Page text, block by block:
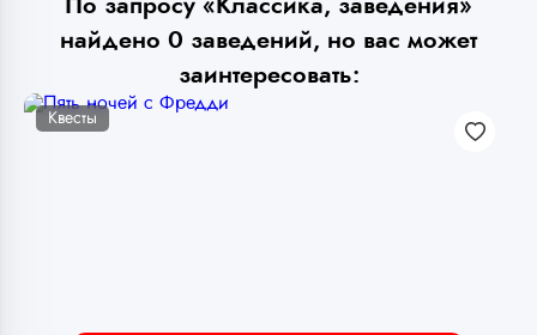
По запросу «Классика, заведения»
найдено 0 заведений, но вас может
заинтересовать:
Квесты